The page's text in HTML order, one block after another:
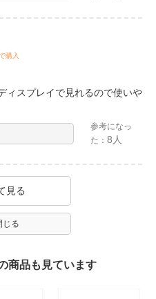
購入
ィスプレイで見れるので使いや
参考になっ
た：8人
見る
じる
商品も見ています